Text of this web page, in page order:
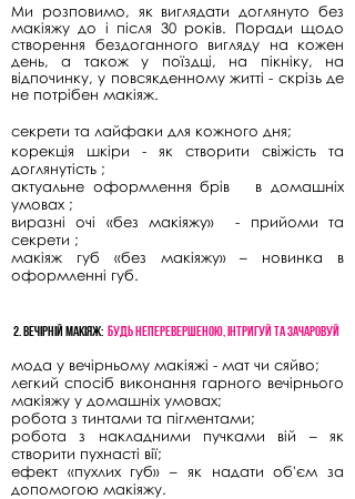
Ми розповимо, як виглядати доглянуто без
макіяжу до і після 30 років. Поради щодо
створення бездоганного вигляду на кожен
день, а також у поїздці, на пікніку, на
відпочинку, у повсякденному житті - скрізь де
не потрібен макіяж.
секрети та лайфаки для кожного дня;
корекція шкіри - як створити свіжість та
доглянутість ;
актуальне оформлення брів в домашніх
умовах ;
виразні очі «без макіяжу» - прийоми та
секрети ;
макіяж губ «без макіяжу» – новинка в
оформленні губ.
2. ВечІрнІй макІяж: Будь неперевершеною, Інтригуй та зачаровуй
мода у вечірньому макіяжі - мат чи сяйво;
легкий спосіб виконання гарного вечірнього
макіяжу у домашніх умовах;
робота з тинтами та пігментами;
робота з накладними пучками вій – як
створити пухнасті вії;
ефект «пухлих губ» – як надати об'єм за
допомогою макіяжу.